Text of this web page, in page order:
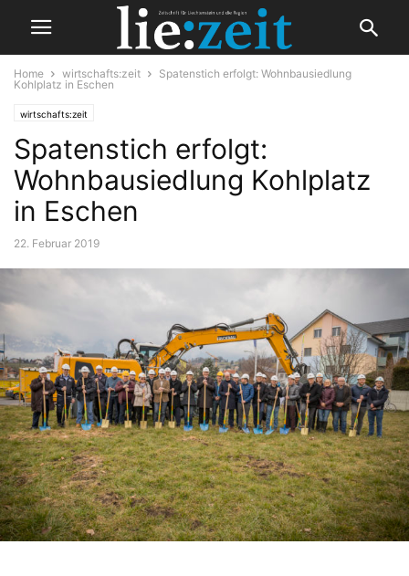
Home wirtschafts:zeit
Spatenstich erfolgt: Wohnbausiedlung
Kohlplatz in Eschen
wirtschafts:zeit
Spatenstich erfolgt:
Wohnbausiedlung Kohlplatz
in Eschen
22. Februar 2019